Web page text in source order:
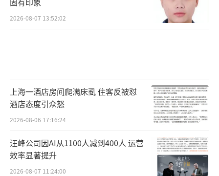
2026-08-07 13:52:02
上海一酒店房间爬满床虱 住客反被怼
酒店态度引众怒
2026-08-06 17:16:24
汪峰公司因AI从1100人减到400人 运营
效率显著提升
2026-08-07 11:24:00